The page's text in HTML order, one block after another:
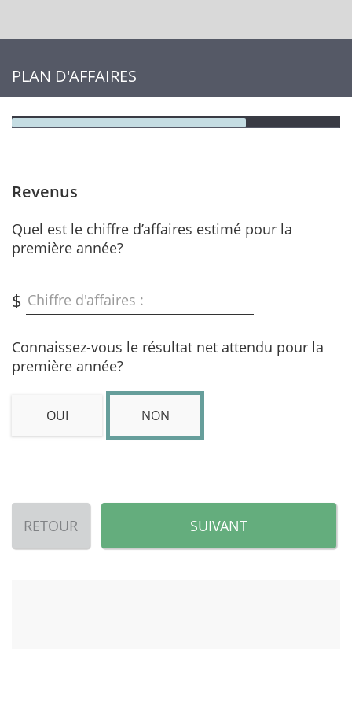
PLAN D'AFFAIRES
Revenus
Quel est le chiffre d’affaires estimé pour la
première année?
Chiffre d'affaires :
$
Connaissez-vous le résultat net attendu pour la
première année?
OUI NON
RETOUR SUIVANT